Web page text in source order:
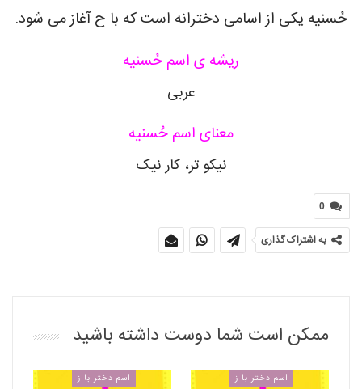
حُسنیه یکی از اسامی دخترانه است که با ح آغاز می شود.
ریشه ی اسم حُسنیه
عربی
معنای اسم حُسنیه
نیکو تر، کار نیک
0
به اشتراک گذاری
ممکن است شما دوست داشته باشید
اسم دختر با ز اسم دختر با ز